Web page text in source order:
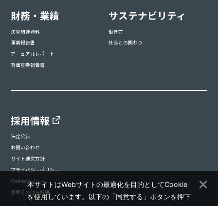
財務・業績
決算関連資料
事業報告書
アニュアルレポート
有価証券報告書
サステナビリティ
働き方
社会との関わり
採用情報
法定公告
お問い合わせ
サイト運営方針
プライバシーポリシー
Cookieポリシー
憲章その他方針等
本サイトはWebサイトの最適化を目的としてCookie
を使用しています。以下の「同意する」ボタンを押下